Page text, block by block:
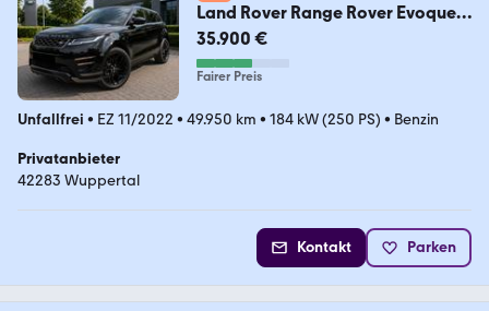
Land Rover Range Rover Evoque
P250 R-DYNAMIC SE
35.900 €
Fairer Preis
Unfallfrei • EZ 11/2022 • 49.950 km • 184 kW (250 PS) • Benzin
Privatanbieter
42283 Wuppertal
Kontakt Parken